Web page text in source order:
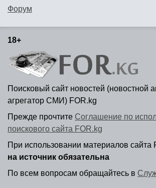
Форум
18+
Поисковый сайт новостей (новостной
агрегатор СМИ) FOR.kg
Прежде прочтите Соглашение по
поискового сайта FOR.kg
При использовании материалов сайта
на источник обязательна
По всем вопросам обращайтесь в